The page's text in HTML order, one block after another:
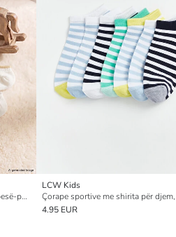
Çorape sportive për foshnja djem, pesë-pako
LCW Kids
4.95 EUR